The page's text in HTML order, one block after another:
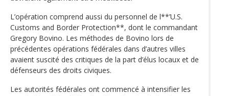
L’opération comprend aussi du personnel de l**’U.S.
Customs and Border Protection**, dont le commandant
Gregory Bovino. Les méthodes de Bovino lors de
précédentes opérations fédérales dans d’autres villes
avaient suscité des critiques de la part d’élus locaux et de
défenseurs des droits civiques.
Les autorités fédérales ont commencé à intensifier les